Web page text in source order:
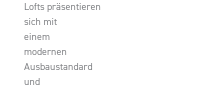
Lofts präsentieren
sich mit
einem
modernen
Ausbaustandard
und